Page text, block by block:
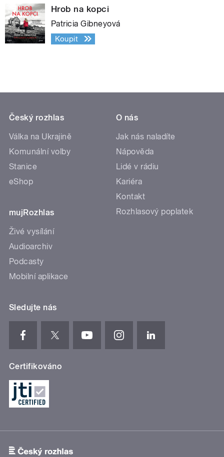
Hrob na kopci
Patricia Gibneyová
Koupit
Český rozhlas
Válka na Ukrajině
Komunální volby
Stanice
eShop
mujRozhlas
Živé vysílání
Audioarchiv
Podcasty
Mobilní aplikace
O nás
Jak nás naladíte
Nápověda
Lidé v rádiu
Kariéra
Kontakt
Rozhlasový poplatek
Sledujte nás
Certifikováno